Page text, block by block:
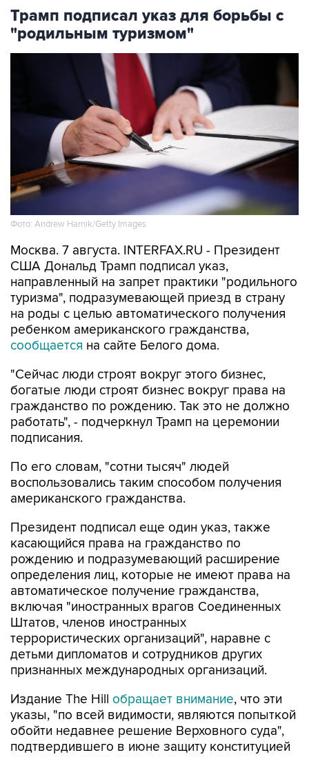
Трамп подписал указ для борьбы с
"родильным туризмом"
Фото: Andrew Harnik/Getty Images
Москва. 7 августа. INTERFAX.RU - Президент
США Дональд Трамп подписал указ,
направленный на запрет практики "родильного
туризма", подразумевающей приезд в страну
на роды с целью автоматического получения
ребенком американского гражданства,
сообщается на сайте Белого дома.
"Сейчас люди строят вокруг этого бизнес,
богатые люди строят бизнес вокруг права на
гражданство по рождению. Так это не должно
работать", - подчеркнул Трамп на церемонии
подписания.
По его словам, "сотни тысяч" людей
воспользовались таким способом получения
американского гражданства.
Президент подписал еще один указ, также
касающийся права на гражданство по
рождению и подразумевающий расширение
определения лиц, которые не имеют права на
автоматическое получение гражданства,
включая "иностранных врагов Соединенных
Штатов, членов иностранных
террористических организаций", наравне с
детьми дипломатов и сотрудников других
признанных международных организаций.
Издание The Hill обращает внимание, что эти
указы, "по всей видимости, являются попыткой
обойти недавнее решение Верховного суда",
подтвердившего в июне защиту конституцией